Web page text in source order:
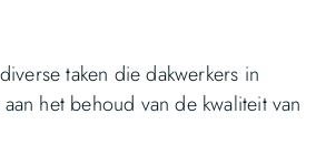
taken die dakwerkers in
het behoud van de kwaliteit van